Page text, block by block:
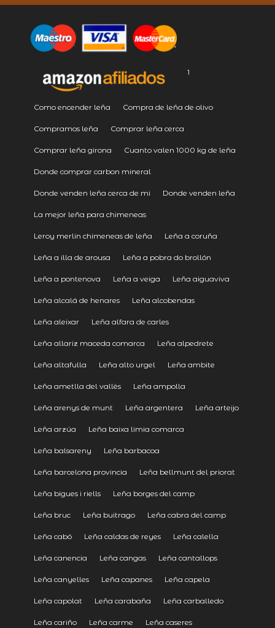
1
Como encender leña Compra de leña de olivo
Compramos leña Comprar leña cerca
Comprar leña girona Cuanto valen 1000 kg de leña
Donde comprar carbon mineral
Donde venden leña cerca de mi Donde venden leña
La mejor leña para chimeneas
Leroy merlin chimeneas de leña Leña a coruña
Leña a illa de arousa Leña a pobra do brollón
Leña a pontenova Leña a veiga Leña aiguaviva
Leña alcalá de henares Leña alcobendas
Leña aleixar Leña alfara de carles
Leña allariz maceda comarca Leña alpedrete
Leña altafulla Leña alto urgel Leña ambite
Leña ametlla del vallès Leña ampolla
Leña arenys de munt Leña argentera Leña arteijo
Leña arzúa Leña baixa limia comarca
Leña balsareny Leña barbacoa
Leña barcelona provincia Leña bellmunt del priorat
Leña bigues i riells Leña borges del camp
Leña bruc Leña buitrago Leña cabra del camp
Leña cabó Leña caldas de reyes Leña calella
Leña canencia Leña cangas Leña cantallops
Leña canyelles Leña capanes Leña capela
Leña capolat Leña carabaña Leña carballedo
Leña cariño Leña carme Leña caseres